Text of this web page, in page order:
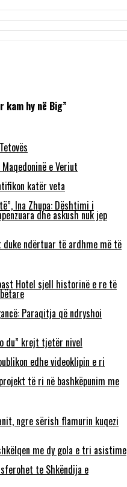
kam hy në Big”
e Veriut
katër veta
Ina Zhupa: Dështimi i
dhe askush nuk jep
ndërtuar të ardhme më të
Hotel sjell historinë e re të
Paraqitja që ndryshoi
du” krejt tjetër nivel
edhe videoklipin e ri
të ri në bashkëpunim me
ngre sërish flamurin kuqezi
me dy gola e tri asistime
te Shkëndija e